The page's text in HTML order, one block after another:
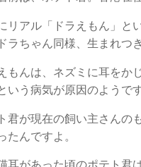
リアル「ドラえもん」と
ラちゃん同様、生まれつ
もんは、ネズミに耳をか
いう病気が原因のようです
君が現在の飼い主さんの
たんですよ。